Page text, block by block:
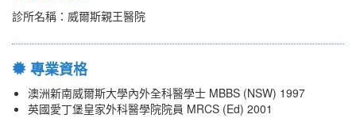
診所名稱：威爾斯親王醫院
專業資格
澳洲新南威爾斯大學內外全科醫學士 MBBS (NSW) 1997
英國愛丁堡皇家外科醫學院院員 MRCS (Ed) 2001